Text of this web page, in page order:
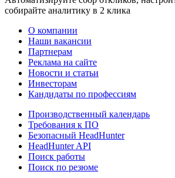
собирайте аналитику в 2 клика
О компании
Наши вакансии
Партнерам
Реклама на сайте
Новости и статьи
Инвесторам
Кандидаты по профессиям
Производственный календарь
Требования к ПО
Безопасный HeadHunter
HeadHunter API
Поиск работы
Поиск по резюме